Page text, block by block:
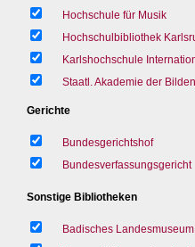
Hochschule für Musik
Hochschulbibliothek
Karlshochschule
Staatl. Akademie der
Gerichte
Bundesgerichtshof
Bundesverfassungsgericht
Sonstige Bibliotheken
Badisches Landesmuseum